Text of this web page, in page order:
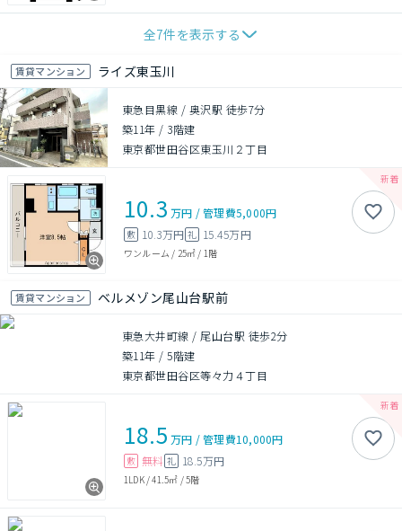
全7件を表示する
賃貸マンション ライズ東玉川
東急目黒線 / 奥沢駅 徒歩7分
築11年 / 3階建
東京都世田谷区東玉川２丁目
10.3 万円 /管理費5,000円
敷 10.3万円 礼 15.45万円
ワンルーム / 25㎡ / 1階
賃貸マンション ベルメゾン尾山台駅前
東急大井町線 / 尾山台駅 徒歩2分
築11年 /5階建
東京都世田谷区等々力４丁目
18.5 万円 /管理費10,000円
敷 無料 礼 18.5万円
1LDK/41.5㎡ /5階